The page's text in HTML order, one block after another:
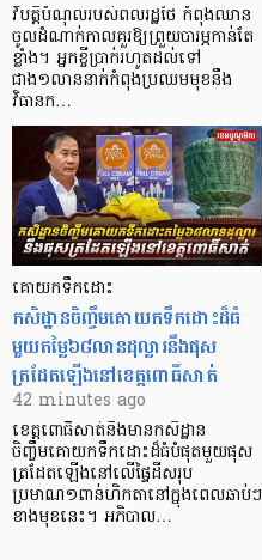
វិបត្តិបំណុលរបស់ពលរដ្ឋថៃ កំពុងឈាន
ចូលដំណាក់កាលគួរឱ្យព្រួយបារម្ភកាន់តែ
ខ្លាំង។ អ្នកខ្ចីប្រាក់​រហូតដល់​ទៅ
ជាង១លាននាក់កំពុងប្រឈមមុខនឹង
វិធានក…
គោយកទឹកដោះ
កសិដ្ឋានចិញ្ចឹមគោយកទឹកដោះដ៏ធំ
មួយតម្លៃ៦៨លានដុល្លារនឹងផុស
ត្រដែតឡើងនៅខេត្តពោធិ៍សាត់
42 minutes ago
ខេត្តពោធិ៍សាត់នឹងមានកសិដ្ឋាន
ចិញ្ចឹមគោយកទឹកដោះដ៏ធំបំផុតមួយផុស
ត្រដែតឡើងនៅលើផ្ទៃដីសរុប
ប្រមាណ១ពាន់ហិកតានៅក្នុងពេលឆាប់ៗ
ខាងមុខនេះ។ អភិបាល…